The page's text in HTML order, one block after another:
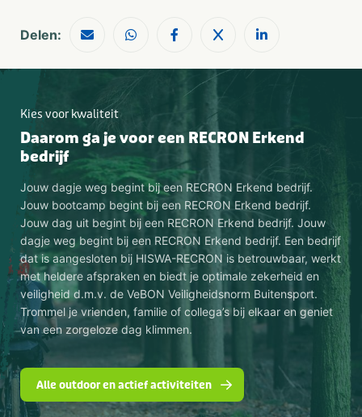
Delen:
Kies voor kwaliteit
Daarom ga je voor een RECRON Erkend
bedrijf
Jouw dagje weg begint bij een RECRON Erkend bedrijf.
Jouw bootcamp begint bij een RECRON Erkend bedrijf.
Jouw dag uit begint bij een RECRON Erkend bedrijf. Jouw
dagje weg begint bij een RECRON Erkend bedrijf. Een bedrijf
dat is aangesloten bij HISWA-RECRON is betrouwbaar, werkt
met heldere afspraken en biedt je optimale zekerheid en
veiligheid d.m.v. de VeBON Veiligheidsnorm Buitensport.
Trommel je vrienden, familie of collega’s bij elkaar en geniet
van een zorgeloze dag klimmen.
Alle outdoor en actief activiteiten